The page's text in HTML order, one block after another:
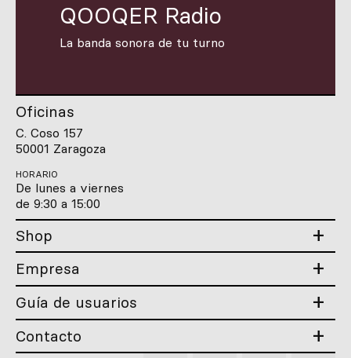
QOOQER Radio
La banda sonora de tu turno
Oficinas
C. Coso 157
50001 Zaragoza
HORARIO
De lunes a viernes
de 9:30 a 15:00
Shop
Empresa
Guía de usuarios
Contacto